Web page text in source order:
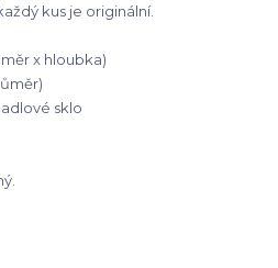
kus je originální.
x hloubka)
sklo